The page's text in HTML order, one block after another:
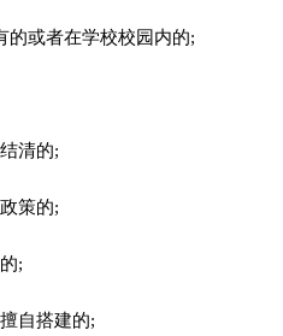
的或者在学校校园内的;
清的;
策的;
;
自搭建的;